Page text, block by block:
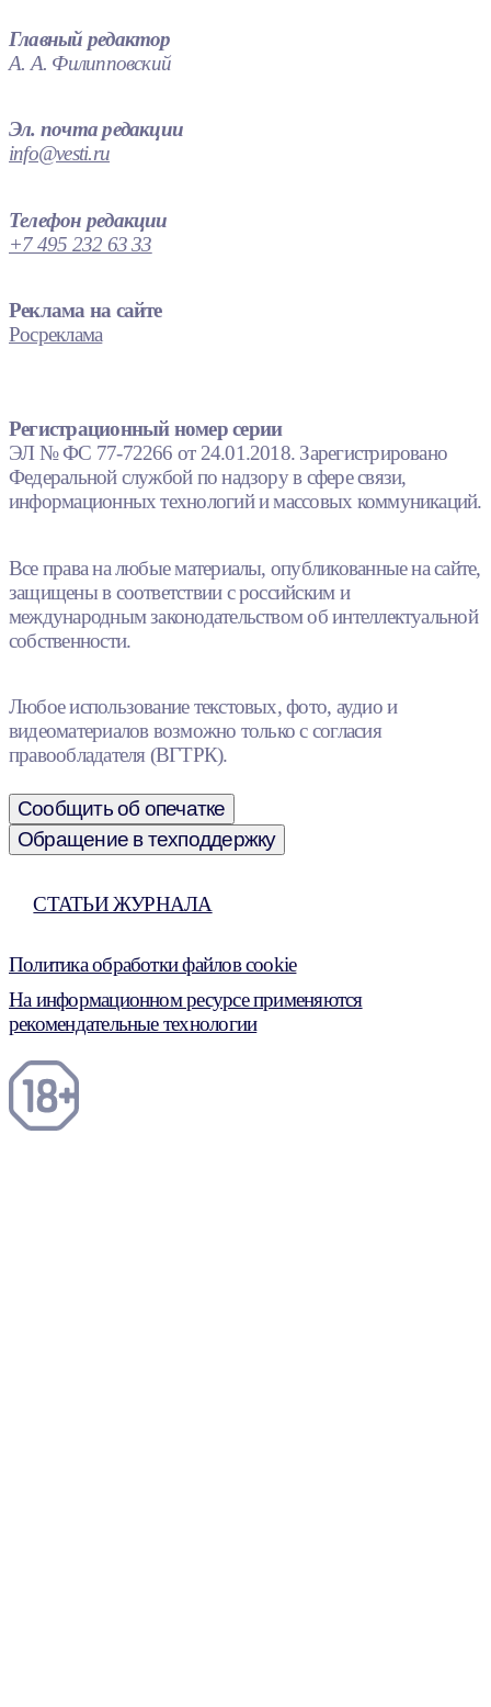
Главный редактор
А. А. Филипповский
Эл. почта редакции
info@vesti.ru
Телефон редакции
+7 495 232 63 33
Реклама на сайте
Росреклама
Регистрационный номер серии
ЭЛ № ФС 77-72266 от 24.01.2018. Зарегистрировано
Федеральной службой по надзору в сфере связи,
информационных технологий и массовых коммуникаций.
Все права на любые материалы, опубликованные на сайте,
защищены в соответствии с российским и
международным законодательством об интеллектуальной
собственности.
Любое использование текстовых, фото, аудио и
видеоматериалов возможно только с согласия
правообладателя (ВГТРК).
Сообщить об опечатке
Обращение в техподдержку
СТАТЬИ ЖУРНАЛА
Политика обработки файлов cookie
На информационном ресурсе применяются
рекомендательные технологии